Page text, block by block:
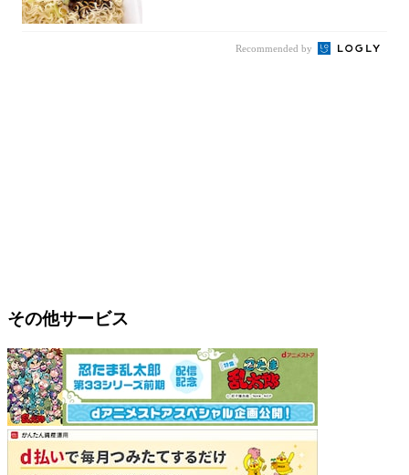
Recommended by
その他サービス